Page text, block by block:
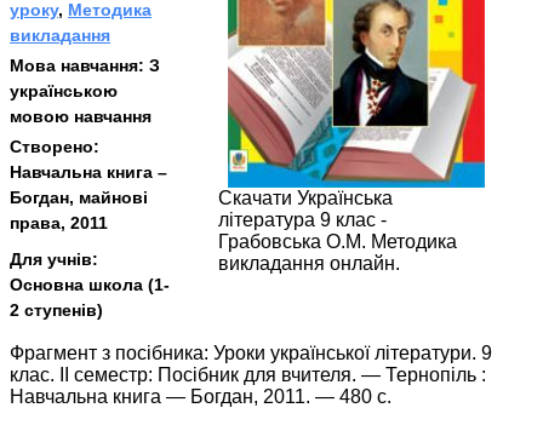
Скачати Українська
література 9 клас -
Грабовська О.М. Методика
викладання онлайн.
уроку, Методика
викладання
Мова навчання: З
українською
мовою навчання
Створено:
Навчальна книга –
Богдан, майнові
права, 2011
Для учнів:
Основна школа (1-
2 ступенів)
Фрагмент з посібника: Уроки української літератури. 9
клас. ІІ семестр: Посібник для вчителя. — Тернопіль :
Навчальна книга — Богдан, 2011. — 480 с.